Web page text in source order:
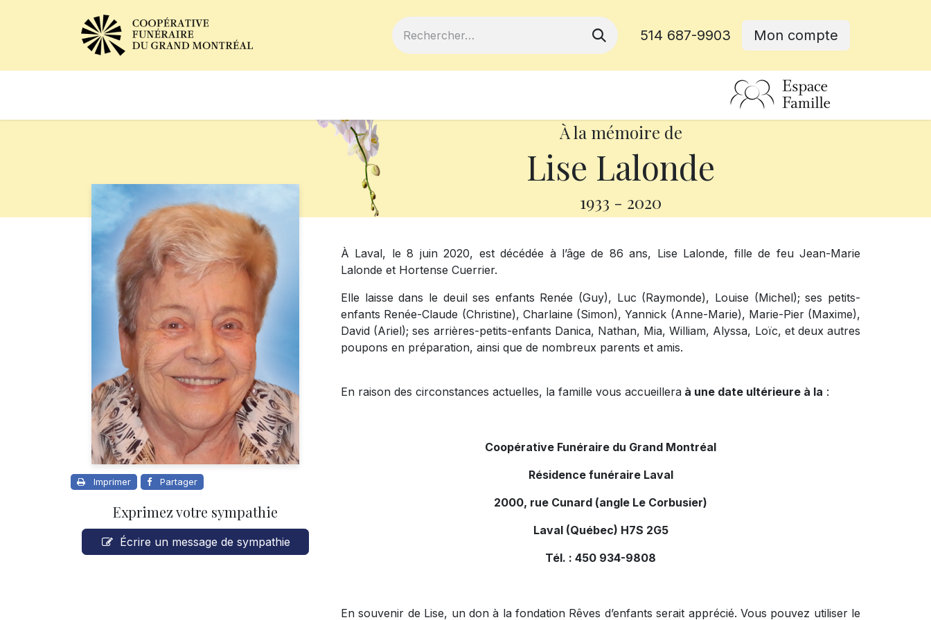
514 687-9903 Mon compte
À la mémoire de
Lise Lalonde
1933 - 2020
Imprimer Partager
Exprimez votre sympathie
Écrire un message de sympathie
À Laval, le 8 juin 2020, est décédée à l’âge de 86 ans, Lise Lalonde, fille de feu Jean-Marie
Lalonde et Hortense Cuerrier.
Elle laisse dans le deuil ses enfants Renée (Guy), Luc (Raymonde), Louise (Michel); ses petits-
enfants Renée-Claude (Christine), Charlaine (Simon), Yannick (Anne-Marie), Marie-Pier (Maxime),
David (Ariel); ses arrières-petits-enfants Danica, Nathan, Mia, William, Alyssa, Loïc, et deux autres
poupons en préparation, ainsi que de nombreux parents et amis.
En raison des circonstances actuelles, la famille vous accueillera à une date ultérieure à la :
Coopérative Funéraire du Grand Montréal
Résidence funéraire Laval
2000, rue Cunard (angle Le Corbusier)
Laval (Québec) H7S 2G5
Tél. : 450 934-9808
En souvenir de Lise, un don à la fondation Rêves d’enfants serait apprécié. Vous pouvez utiliser le